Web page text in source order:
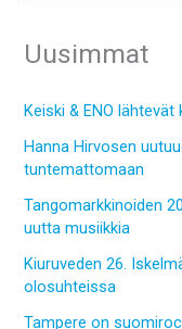
Uusimmat
Keiski & ENO
Hanna Hirvosen
tuntemattomaan
Tangomarkkinoiden
uutta musiikkia
Kiuruveden 26.
olosuhteissa
Tampere on